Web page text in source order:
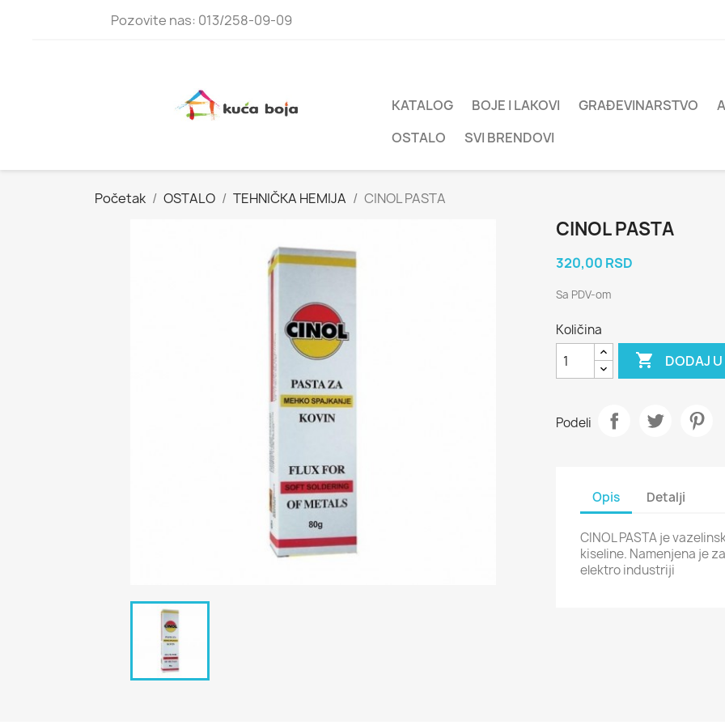
Pozovite nas: 013/258-09-09
KATALOG BOJE I LAKOVI GRAĐEVINARSTVO
OSTALO
SVI BRENDOVI
Početak OSTALO TEHNIČKA HEMIJA CINOL PASTA
CINOL PASTA
320,00 RSD
Sa PDV-om
Količina
 DODAJ
Podeli
Opis Detalji
CINOL PASTA je
kiseline. Namenjena je
elektro industriji